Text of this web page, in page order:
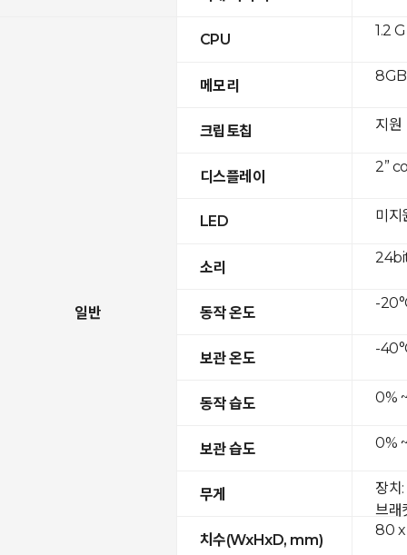
일반
CPU
메모리
크립토칩
디스플레이
LED
소리
동작 온도
보관 온도
동작 습도
보관 습도
무게
치수(WxHxD, mm)
1.2
지원
2”
미지
-
-
0%
0%
장치
브래
80 x